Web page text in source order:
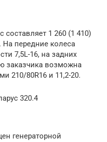
1 260 (1 410)
передние колеса
7,5L-16, на задних
заказчика возможна
210/80R16 и 11,2-20.
320.4
генераторной